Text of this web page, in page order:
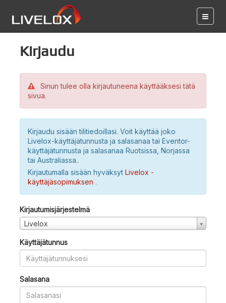
Kirjaudu
Sinun tulee olla kirjautuneena käyttääksesi tätä
sivua.
Kirjaudu sisään tilitiedoillasi. Voit käyttää joko
Livelox-käyttäjätunnusta ja salasanaa tai Eventor-
käyttäjätunnusta ja salasanaa Ruotsissa, Norjassa
tai Australiassa..
Kirjautumalla sisään hyväksyt Livelox -
käyttäjäsopimuksen .
Kirjautumisjärjestelmä
Livelox
Käyttäjätunnus
Salasana